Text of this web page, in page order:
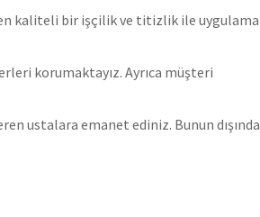
kaliteli bir işçilik ve titizlik ile uygulama
korumaktayız. Ayrıca müşteri
ustalara emanet ediniz. Bunun dışında